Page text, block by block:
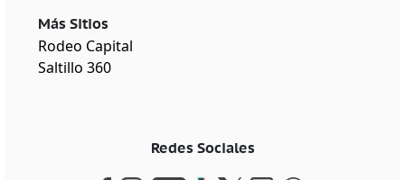
Más Sitios
Rodeo Capital
Saltillo 360
Redes Sociales